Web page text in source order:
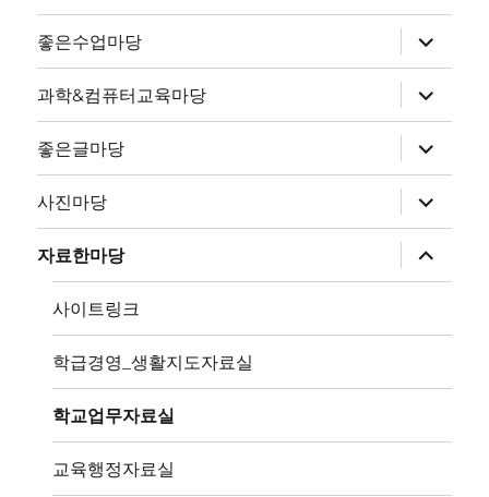
좋은수업마당
위
메
뉴
확
장
과학&컴퓨터교육마당
위
메
뉴
확
장
좋은글마당
위
메
뉴
확
장
사진마당
위
메
뉴
확
장
자료한마당
위
메
장
사이트링크
학급경영_생활지도자료실
학교업무자료실
교육행정자료실